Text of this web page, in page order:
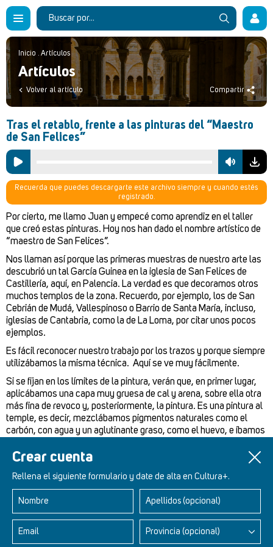
Crear cuenta
Rellena el siguiente formulario y date de alta en Cultura+.
Nombre Apellidos (opcional)
Email Provincia (opcional)
Inicio . Artículos
Artículos
Volver al artículo Compartir
Tras el retablo, frente a las pinturas del “Maestro
de San Felices”
Recuerda que puedes descargarte este archivo siempre y cuando estés
registrado.
Por cierto, me llamo Juan y empecé como aprendiz en el taller
que creó estas pinturas. Hoy nos han dado el nombre artístico de
“maestro de San Felices”.
Nos llaman así porque las primeras muestras de nuestro arte las
descubrió un tal García Guinea en la iglesia de San Felices de
Castillería, aquí, en Palencia. La verdad es que decoramos otros
muchos templos de la zona. Recuerdo, por ejemplo, los de San
Cebrián de Mudá, Vallespinoso o Barrio de Santa María, incluso,
iglesias de Cantabria, como la de La Loma, por citar unos pocos
ejemplos.
Es fácil reconocer nuestro trabajo por los trazos y porque siempre
utilizábamos la misma técnica. Aquí se ve muy fácilmente.
Si se fijan en los límites de la pintura, verán que, en primer lugar,
aplicábamos una capa muy gruesa de cal y arena, sobre ella otra
más fina de revoco y, posteriormente, la pintura. Es una pintura al
temple, es decir, mezclábamos pigmentos naturales como el
carbón, con agua y un aglutinante graso, como el huevo, e íbamos
Retablos Renacentistas Este de León